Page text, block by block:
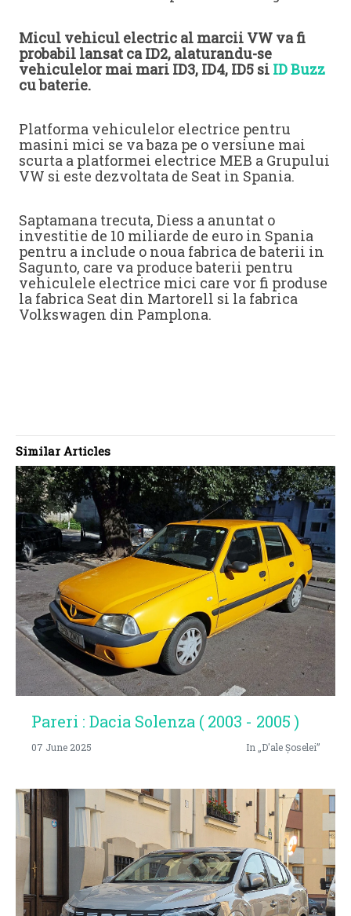
Micul vehicul electric al marcii VW va fi
probabil lansat ca ID2, alaturandu-se
vehiculelor mai mari ID3, ID4, ID5 si ID Buzz
cu baterie.
Platforma vehiculelor electrice pentru
masini mici se va baza pe o versiune mai
scurta a platformei electrice MEB a Grupului
VW si este dezvoltata de Seat in Spania.
Saptamana trecuta, Diess a anuntat o
investitie de 10 miliarde de euro in Spania
pentru a include o noua fabrica de baterii in
Sagunto, care va produce baterii pentru
vehiculele electrice mici care vor fi produse
la fabrica Seat din Martorell si la fabrica
Volkswagen din Pamplona.
Similar Articles
Pareri : Dacia Solenza ( 2003 - 2005 )
07 June 2025 In „D'ale Șoselei”